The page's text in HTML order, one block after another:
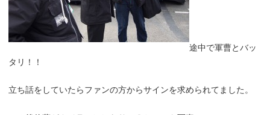
途中で軍曹とバッ
タリ！！
立ち話をしていたらファンの方からサインを求められてました。